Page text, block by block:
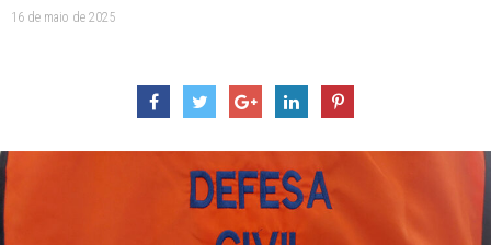
16 de maio de 2025